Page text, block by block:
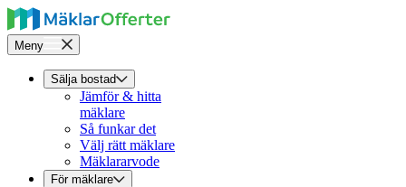
Meny
Sälja bostad
Jämför & hitta
mäklare
Så funkar det
Välj rätt mäklare
Mäklararvode
För mäklare